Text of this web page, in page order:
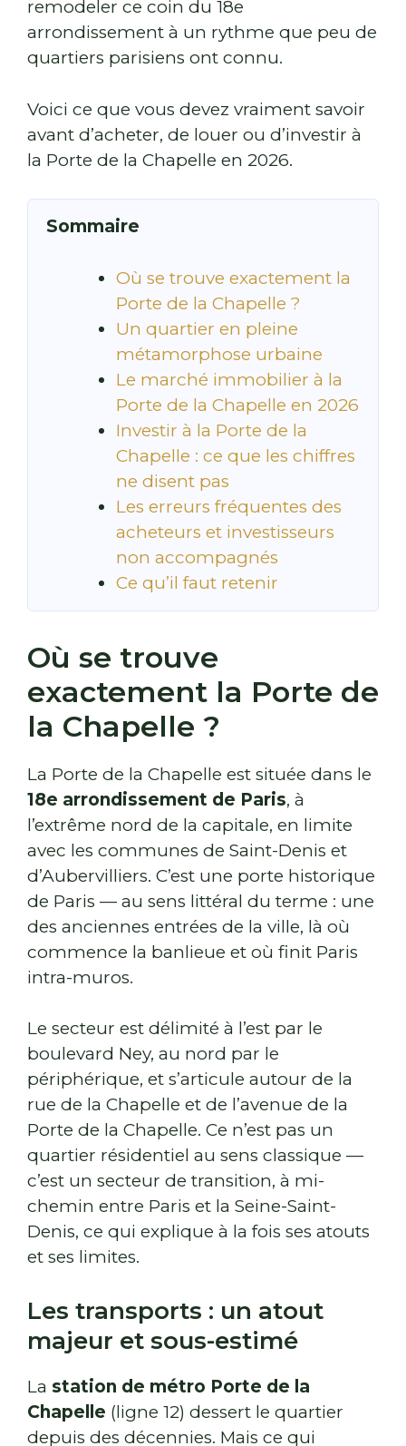
remodeler ce coin du 18e
arrondissement à un rythme que peu de
quartiers parisiens ont connu.
Voici ce que vous devez vraiment savoir
avant d’acheter, de louer ou d’investir à
la Porte de la Chapelle en 2026.
Sommaire
Où se trouve exactement la
Porte de la Chapelle ?
Un quartier en pleine
métamorphose urbaine
Le marché immobilier à la
Porte de la Chapelle en 2026
Investir à la Porte de la
Chapelle : ce que les chiffres
ne disent pas
Les erreurs fréquentes des
acheteurs et investisseurs
non accompagnés
Ce qu’il faut retenir
Où se trouve
exactement la Porte de
la Chapelle ?
La Porte de la Chapelle est située dans le
18e arrondissement de Paris, à
l’extrême nord de la capitale, en limite
avec les communes de Saint-Denis et
d’Aubervilliers. C’est une porte historique
de Paris — au sens littéral du terme : une
des anciennes entrées de la ville, là où
commence la banlieue et où finit Paris
intra-muros.
Le secteur est délimité à l’est par le
boulevard Ney, au nord par le
périphérique, et s’articule autour de la
rue de la Chapelle et de l’avenue de la
Porte de la Chapelle. Ce n’est pas un
quartier résidentiel au sens classique —
c’est un secteur de transition, à mi-
chemin entre Paris et la Seine-Saint-
Denis, ce qui explique à la fois ses atouts
et ses limites.
Les transports : un atout
majeur et sous-estimé
La station de métro Porte de la
Chapelle (ligne 12) dessert le quartier
depuis des décennies. Mais ce qui